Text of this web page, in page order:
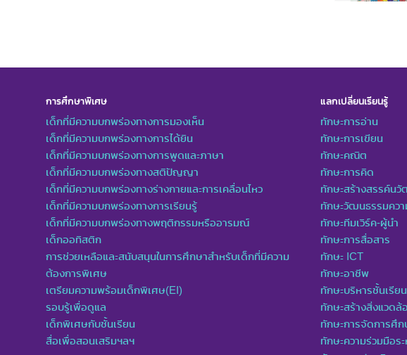
การศึกษาพิเศษ
เด็กที่มีความบกพร่องทางการมองเห็น
เด็กที่มีความบกพร่องทางการได้ยิน
เด็กที่มีความบกพร่องทางการพูดและภาษา
เด็กที่มีความบกพร่องทางสติปัญญา
เด็กที่มีความบกพร่องทางร่างกายและการเคลื่อนไหว
เด็กที่มีความบกพร่องทางการเรียนรู้
เด็กที่มีความบกพร่องทางพฤติกรรมหรืออารมณ์
เด็กออทิสติก
การช่วยเหลือและสนับสนุนในการศึกษาสำหรับเด็กที่มีความ
ต้องการพิเศษ
เตรียมความพร้อมเด็กพิเศษ(EI)
รอบรู้เพื่อดูแล
เด็กพิเศษกับชั้นเรียน
สื่อเพื่อสอนเสริมฯลฯ
แลกเปลี่ยนเรียนรู้
ทักษะการอ่าน
ทักษะการเขียน
ทักษะคณิต
ทักษะการคิด
ทักษะสร้างสรรค์นวั
ทักษะวัฒนธรรมคว
ทักษะทีมเวิร์ค-ผู้นำ
ทักษะการสื่อสาร
ทักษะ ICT
ทักษะอาชีพ
ทักษะบริหารชั้นเรียน
ทักษะสร้างสิ่งแวดล้
ทักษะการจัดการศึก
ทักษะความร่วมมือร